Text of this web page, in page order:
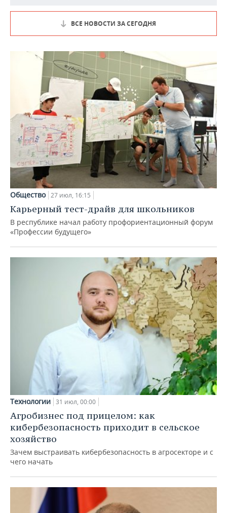
ВСЕ НОВОСТИ ЗА СЕГОДНЯ
Общество 27 июл, 16:15
Карьерный тест-драйв для школьников
В республике начал работу профориентационный форум
«Профессии будущего»
Технологии 31 июл, 00:00
Агробизнес под прицелом: как
кибербезопасность приходит в сельское
хозяйство
Зачем выстраивать кибербезопасность в агросекторе и с
чего начать